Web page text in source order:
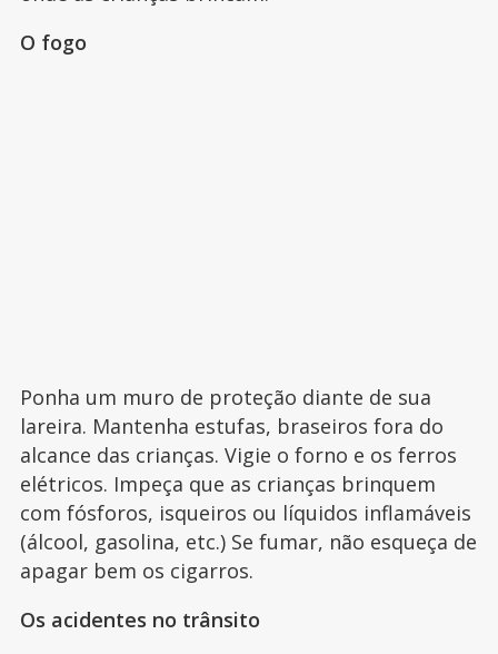
O fogo
Ponha um muro de proteção diante de sua
lareira. Mantenha estufas, braseiros fora do
alcance das crianças. Vigie o forno e os ferros
elétricos. Impeça que as crianças brinquem
com fósforos, isqueiros ou líquidos inflamáveis
(álcool, gasolina, etc.) Se fumar, não esqueça de
apagar bem os cigarros.
Os acidentes no trânsito